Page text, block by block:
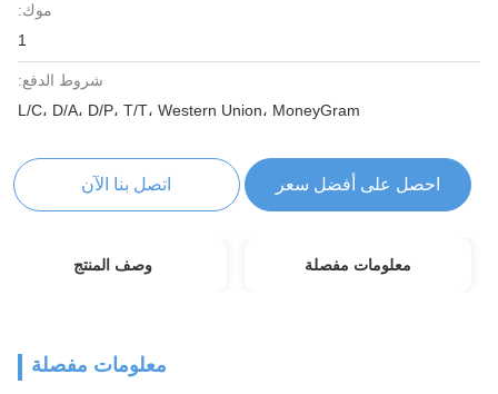
موك:
شروط الدفع:
L/C، D/A، D/P، T/T، Western Union، MoneyGram
احصل على أفضل سعر اتصل بنا الآن
معلومات مفصلة وصف المنتج
معلومات مفصلة